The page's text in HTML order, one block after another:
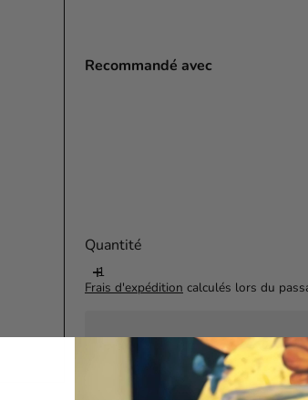
Recommandé avec
Quantité
Frais d'expédition calculés lors du